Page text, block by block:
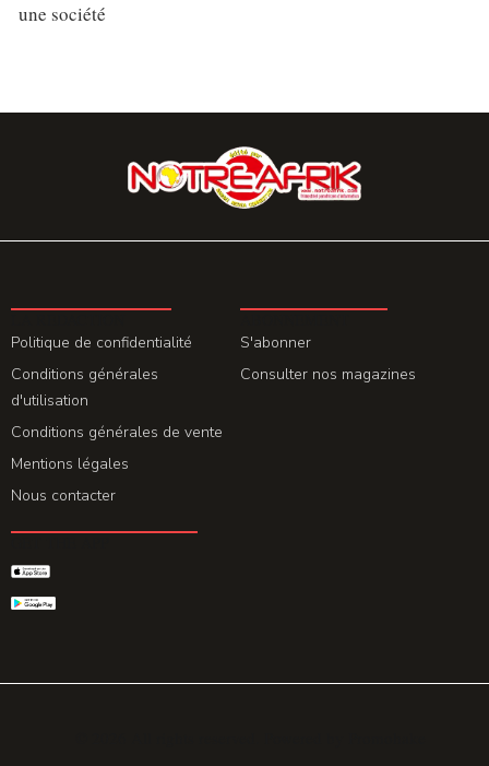
une société
Politique de confidentialité
Conditions générales
d'utilisation
Conditions générales de vente
Mentions légales
Nous contacter
S'abonner
Consulter nos magazines